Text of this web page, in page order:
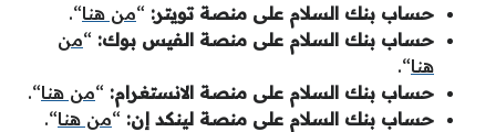
حساب بنك السلام على منصة تويتر: “من هنا“.
حساب بنك السلام على منصة الفيس بوك: “من
هنا“.
حساب بنك السلام على منصة الانستغرام: “من هنا“.
حساب بنك السلام على منصة لينكد إن: “من هنا“.